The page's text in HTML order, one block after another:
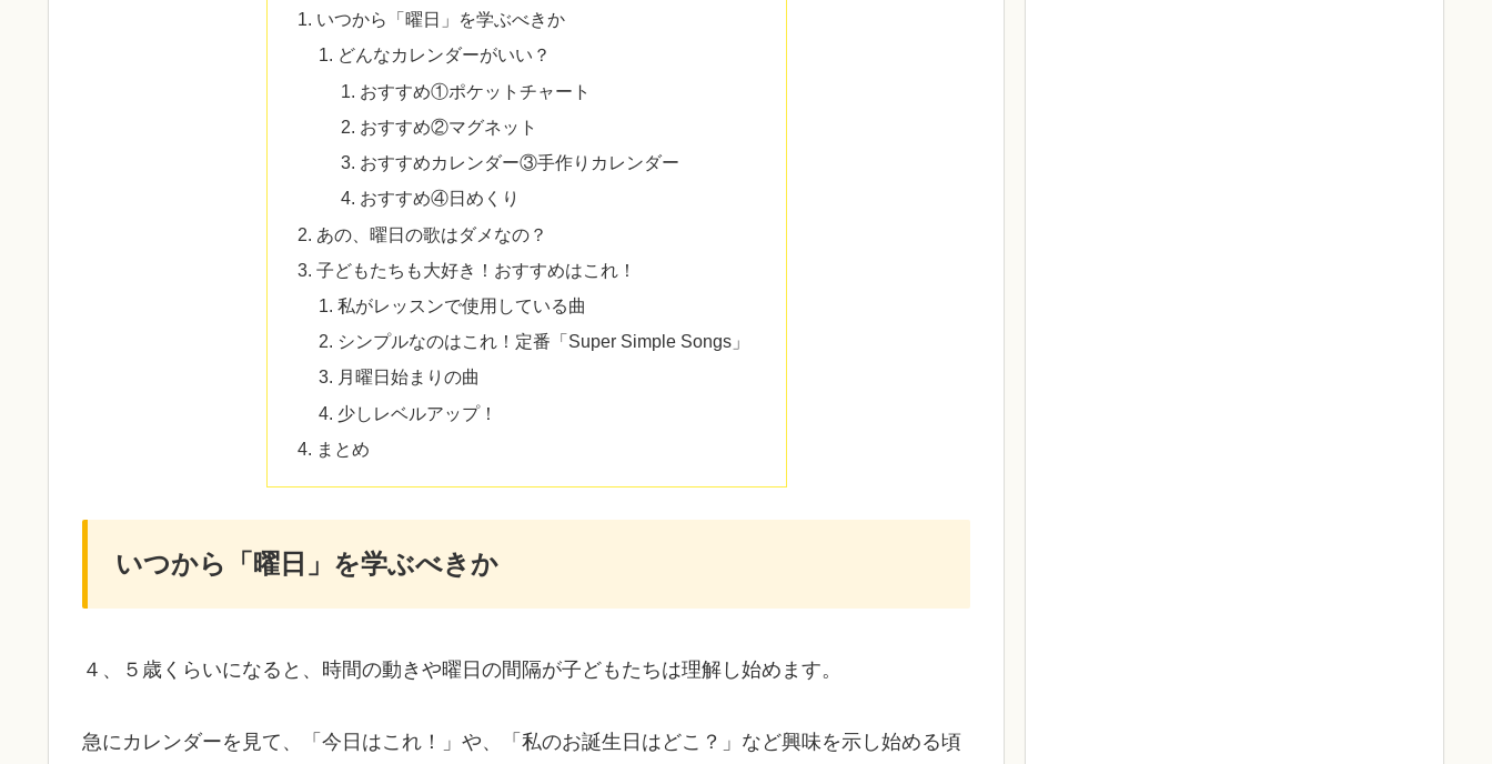
いつから「曜日」を学ぶべきか
どんなカレンダーがいい？
おすすめ①ポケットチャート
おすすめ②マグネット
おすすめカレンダー③手作りカレンダー
おすすめ④日めくり
あの、曜日の歌はダメなの？
子どもたちも大好き！おすすめはこれ！
私がレッスンで使用している曲
シンプルなのはこれ！定番「Super Simple Songs」
月曜日始まりの曲
少しレベルアップ！
まとめ
いつから「曜日」を学ぶべきか
４、５歳くらいになると、時間の動きや曜日の間隔が子どもたちは理解し始めます。
急にカレンダーを見て、「今日はこれ！」や、「私のお誕生日はどこ？」など興味を示し始める頃